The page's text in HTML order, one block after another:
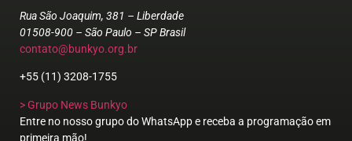
Rua São Joaquim, 381 – Liberdade
01508-900 – São Paulo – SP Brasil
contato@bunkyo.org.br
+55 (11) 3208-1755
> Grupo News Bunkyo
Entre no nosso grupo do WhatsApp e receba a programação em
primeira mão!